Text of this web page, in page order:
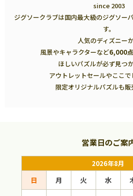
since 2003
ジグソークラブは国内最大級のジグソー
す。
人気のディズニー
風景やキャラクターなど6,000
ほしいパズルが必ず見つ
アウトレットセールやここ
限定オリジナルパズルも販
営業日のご案
2026年8月
日 月 火 水